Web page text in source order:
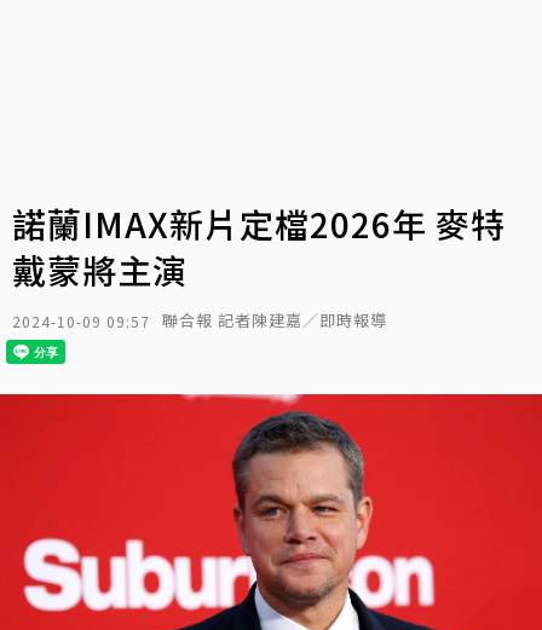
諾蘭IMAX新片定檔2026年 麥特
戴蒙將主演
2024-10-09 09:57 聯合報 記者陳建嘉／即時報導